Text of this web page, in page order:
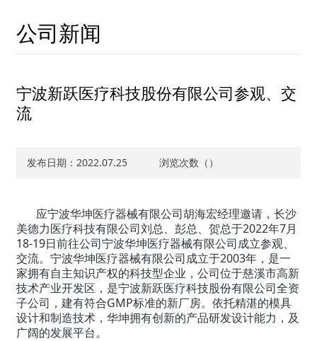
公司新闻
宁波新跃医疗科技股份有限公司参观、交
流
发布日期：2022.07.25 浏览次数（ ）
应宁波华坤医疗器械有限公司胡海宏经理邀请，长沙
美德力医疗科技有限公司刘总、彭总、贺总于2022年7月
18-19日前往公司宁波华坤医疗器械有限公司成立参观、
交流。宁波华坤医疗器械有限公司成立于2003年，是一
家拥有自主知识产权的科技型企业，公司位于慈溪市高新
技术产业开发区，是宁波新跃医疗科技股份有限公司全资
子公司，建有符合GMP标准的新厂房。依托精湛的模具
设计和制造技术，华坤拥有创新的产品研发设计能力，及
广阔的发展平台。